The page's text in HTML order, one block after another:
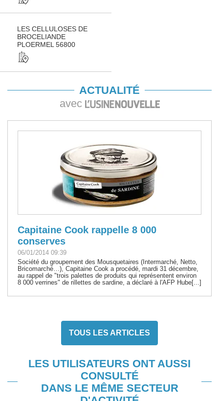
LES CELLULOSES DE
BROCELIANDE
PLOERMEL 56800
ACTUALITÉ
avec
Capitaine Cook rappelle 8 000
conserves
06/01/2014 09:39
Société du groupement des Mousquetaires (Intermarché, Netto,
Bricomarché…), Capitaine Cook a procédé, mardi 31 décembre,
au rappel de "trois palettes de produits qui représentent environ
8 000 verrines" de rillettes de sardine, a déclaré à l'AFP Hube[...]
TOUS LES ARTICLES
LES UTILISATEURS ONT AUSSI
CONSULTÉ
DANS LE MÊME SECTEUR